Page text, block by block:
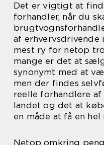
Det er vigtigt at
forhandler, når du
af erhvervsdrivende
mest ry for netop
mange er det at
synonymt med at
men der findes
reelle forhandlere
landet og det at
en måde at få en
Netop omkring